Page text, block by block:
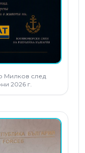
Милков след
2026 г.